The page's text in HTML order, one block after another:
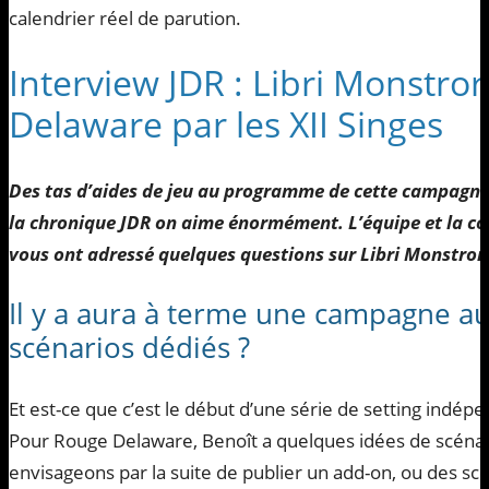
calendrier réel de parution.
Interview JDR : Libri
Delaware par les XII Singes
Des tas d’aides de jeu au programme de cette
la chronique JDR on aime énormément. L’équipe et la
vous ont adressé quelques questions sur Libri
Il y a aura à terme une campagne
scénarios dédiés ?
Et est-ce que c’est le début d’une série de setting
Pour Rouge Delaware, Benoît a quelques idées de
envisageons par la suite de publier un add-on, ou des